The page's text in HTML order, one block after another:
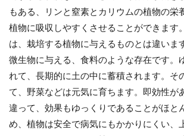
もある、リンと窒素とカリウムの植物の栄
植物に吸収しやすくさせることができます
は、栽培する植物に与えるものとは違いま
微生物に与える、食料のような存在です。
れて、長期的に土の中に蓄積されます。そ
て、野菜などは元気に育ちます。即効性が
違って、効果もゆっくりであることがほと
め、植物は安全で病気にもかかりにくい、